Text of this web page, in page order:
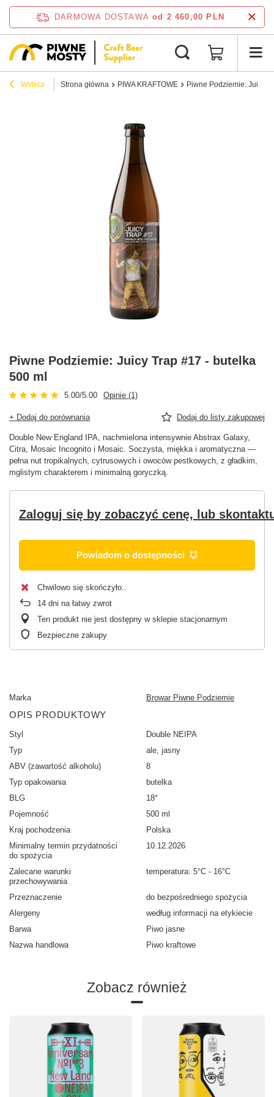
DARMOWA DOSTAWA od 2 460,00 PLN
Wstecz Strona główna PIWA KRAFTOWE Piwne Podziemie: Juicy
Piwne Podziemie: Juicy Trap #17 - butelka
500 ml
5.00/5.00 Opinie (1)
+ Dodaj do porównania Dodaj do listy zakupowej
Double New England IPA, nachmielona intensywnie Abstrax Galaxy,
Citra, Mosaic Incognito i Mosaic. Soczysta, miękka i aromatyczna —
pełna nut tropikalnych, cytrusowych i owoców pestkowych, z gładkim,
mglistym charakterem i minimalną goryczką.
Zaloguj się by zobaczyć cenę, lub
Powiadom o dostępności
Chwilowo się skończyło.
14 dni na łatwy zwrot
Ten produkt nie jest dostępny w sklepie stacjonarnym
Bezpieczne zakupy
Marka Browar Piwne Podziemie
OPIS PRODUKTOWY
Styl
Double NEIPA
Typ
ale, jasny
ABV (zawartość alkoholu)
8
Typ opakowania
butelka
BLG
18°
Pojemność
500 ml
Kraj pochodzenia
Polska
Minimalny termin przydatności
do spożycia
10.12.2026
Zalecane warunki
przechowywania
temperatura: 5°C - 16°C
Przeznaczenie
do bezpośredniego spożycia
Alergeny
według informacji na etykiecie
Barwa
Piwo jasne
Nazwa handlowa
Piwo kraftowe
Zobacz również